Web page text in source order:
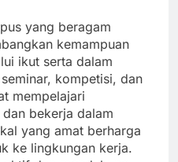
yang beragam
kemampuan
ikut serta dalam
kompetisi, dan
mempelajari
bekerja dalam
yang amat berharga
ke lingkungan kerja.